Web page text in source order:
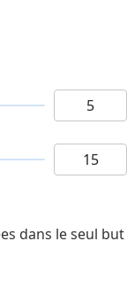
dans le seul but